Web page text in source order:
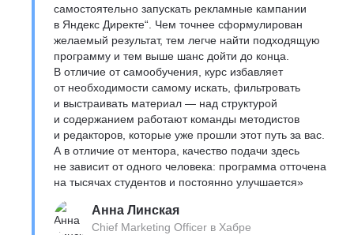
самостоятельно запускать рекламные кампании
в Яндекс Директе“. Чем точнее сформулирован
желаемый результат, тем легче найти подходящую
программу и тем выше шанс дойти до конца.
В отличие от самообучения, курс избавляет
от необходимости самому искать, фильтровать
и выстраивать материал — над структурой
и содержанием работают команды методистов
и редакторов, которые уже прошли этот путь за вас.
А в отличие от ментора, качество подачи здесь
не зависит от одного человека: программа отточена
на тысячах студентов и постоянно улучшается»
Анна Линская
Chief Marketing Officer в Хабре